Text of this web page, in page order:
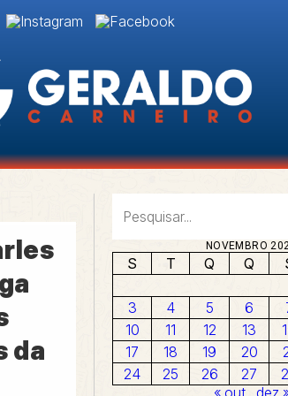
da
NOVEMBRO
S T Q Q
3
4 5 6
10
11 12 13
17
18 19 20
24
25 26 27
« out
dez